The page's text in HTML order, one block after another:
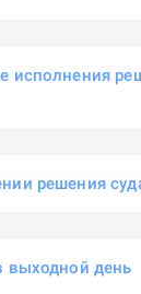
исполнения
решения
выходной день